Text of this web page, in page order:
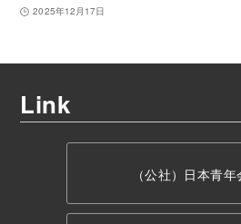
2025年12月17日
Link
（公社）日本青